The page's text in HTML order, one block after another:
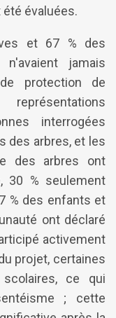
évaluées.
et 67 % des
jamais
protection de
interrogées
des arbres, et les
des arbres ont
30 % seulement
% des enfants et
ont déclaré
activement
projet, certaines
ce qui
; cette